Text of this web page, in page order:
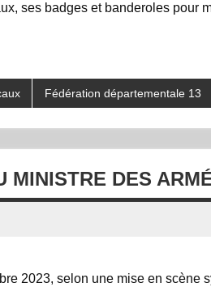
ses badges et banderoles pour
Fédération départementale 13
MINISTRE DES
2023, selon une mise en scène